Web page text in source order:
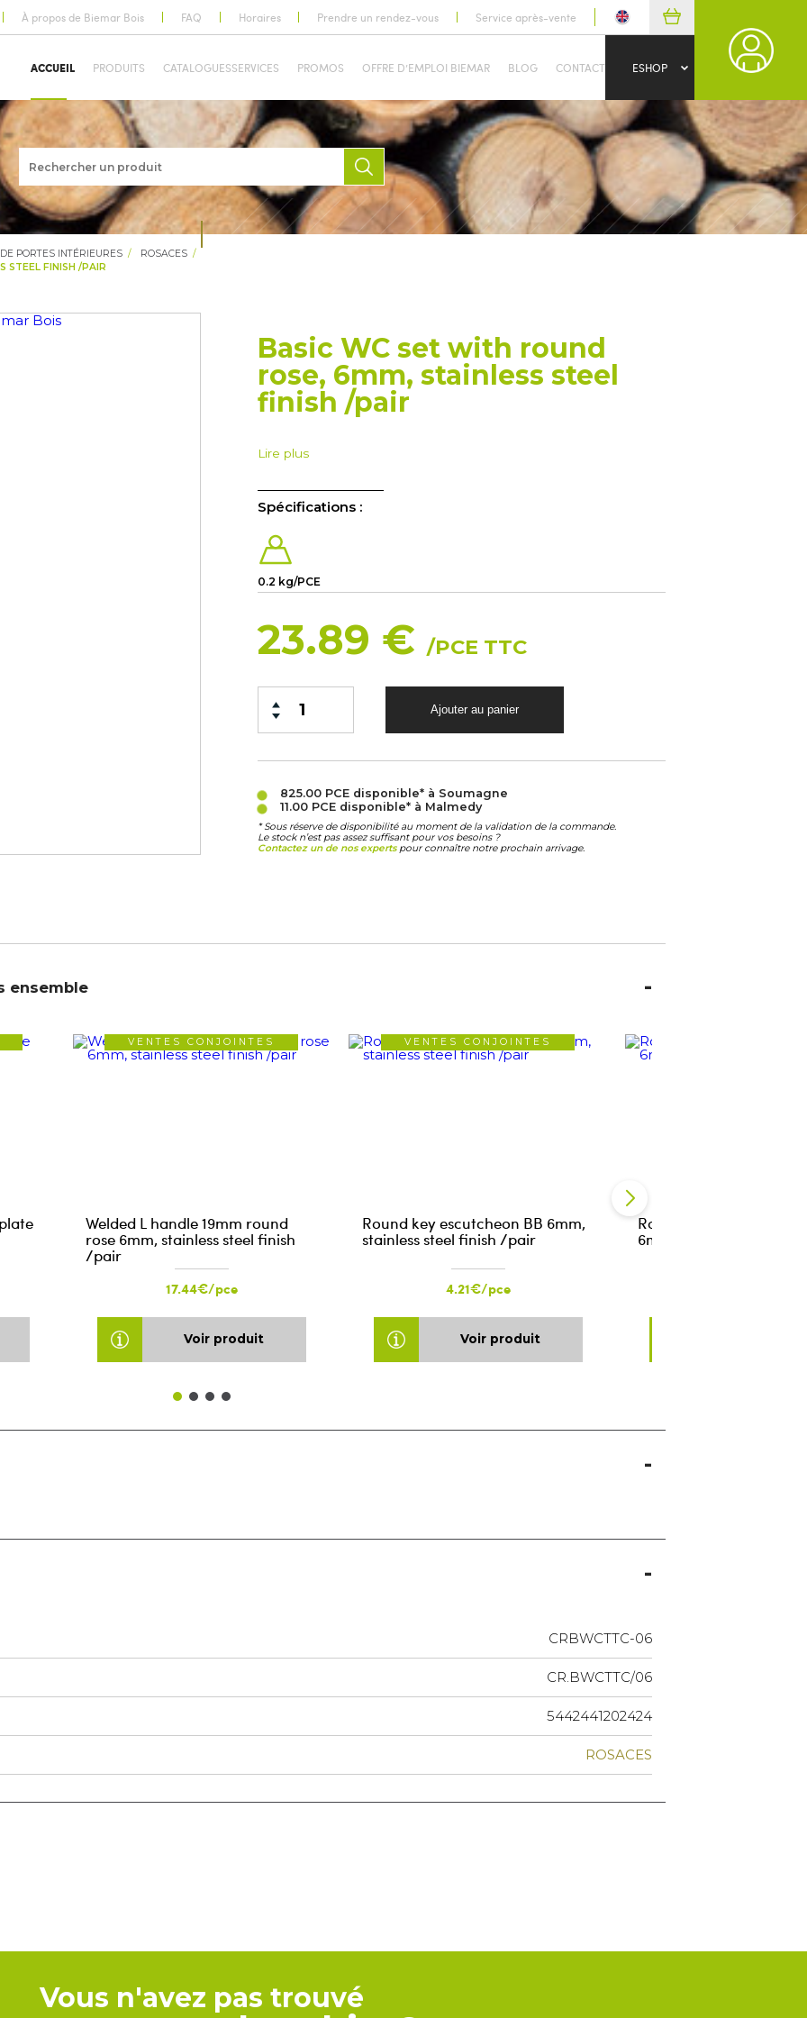
À propos de Biemar Bois FAQ Horaires Prendre un rendez-vous Service après-vente
ACCUEIL PRODUITS CATALOGUESSERVICES PROMOS OFFRE D’EMPLOI BIEMAR BLOG CONTACT ESHOP
PORTES INTÉRIEURES
ROSACES
STEEL FINISH /PAIR
Basic WC set with round
rose, 6mm, stainless steel
finish /pair
Lire plus
Spécifications :
0.2 kg/PCE
23.89 € /PCE TTC
825.00 PCE disponible* à Soumagne
11.00 PCE disponible* à Malmedy
* Sous réserve de disponibilité au moment de la validation de la commande.
Le stock n’est pas assez suffisant pour vos besoins ?
Contactez un de nos expertspour connaître notre prochain arrivage.
ensemble
VENTES CONJOINTES
Welded L handle 19mm round
rose 6mm, stainless steel finish
/pair
17.44€/pce
Voir produit
VENTES CONJOINTES
Round key escutcheon BB 6mm,
stainless steel finish /pair
4.21€/pce
Voir produit
Round keyhole
6mm, stainless steel
CRBWCTTC-06
CR.BWCTTC/06
5442441202424
ROSACES
Vous n'avez pas trouvé